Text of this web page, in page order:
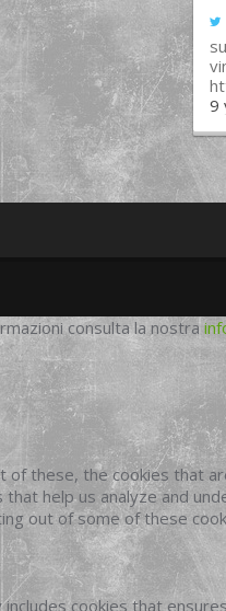
9
consulta la nostra
these, the cookies that
help us analyze and
out of some of these
cookies that